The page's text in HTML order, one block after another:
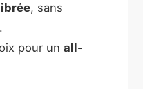
, sans
pour unall-